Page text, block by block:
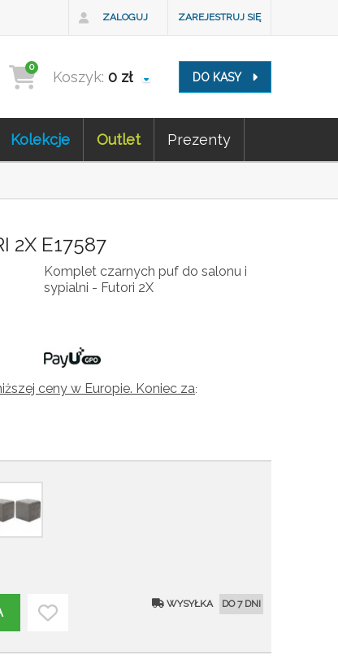
ZALOGUJ ZAREJESTRUJ SIĘ
Koszyk: 0 zł
0
DO KASY
Kolekcje Outlet Prezenty
2X E17587
Komplet czarnych puf do salonu i
sypialni - Futori 2X
ceny w Europie. Koniec za:
WYSYŁKA DO 7 DNI